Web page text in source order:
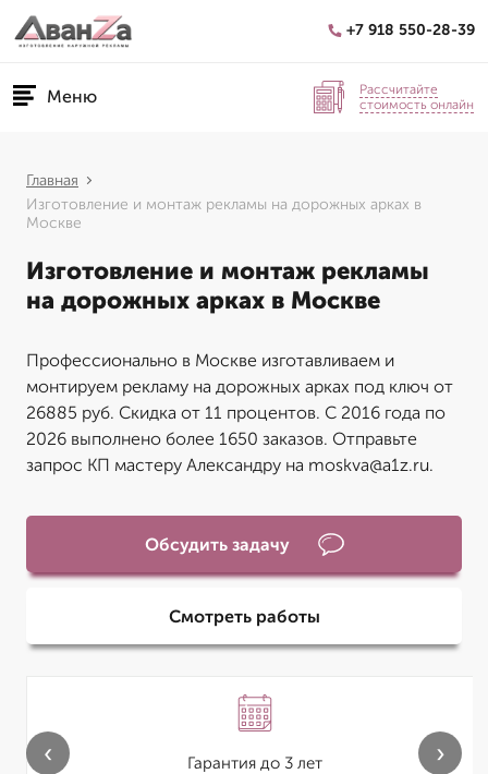
+7 918 550-28-39
Меню
Рассчитайте
стоимость онлайн
Главная
Изготовление и монтаж рекламы на дорожных арках в
Москве
Изготовление и монтаж рекламы
на дорожных арках в Москве
Профессионально в Москве изготавливаем и
монтируем рекламу на дорожных арках под ключ от
26885 руб. Скидка от 11 процентов. С 2016 года по
2026 выполнено более 1650 заказов. Отправьте
запрос КП мастеру Александру на moskva@a1z.ru.
Обсудить задачу
Смотреть работы
Гарантия до 3 лет
‹ ›